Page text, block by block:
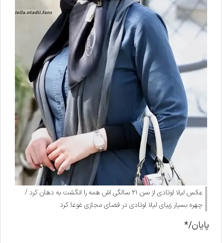
عکس لیلا اوتادی از سن 21 سالگی اش همه را انگشت به دهان کرد /
چهره بسیار زیبای لیلا اوتادی در فضای مجازی غوغا کرد
پایان/*